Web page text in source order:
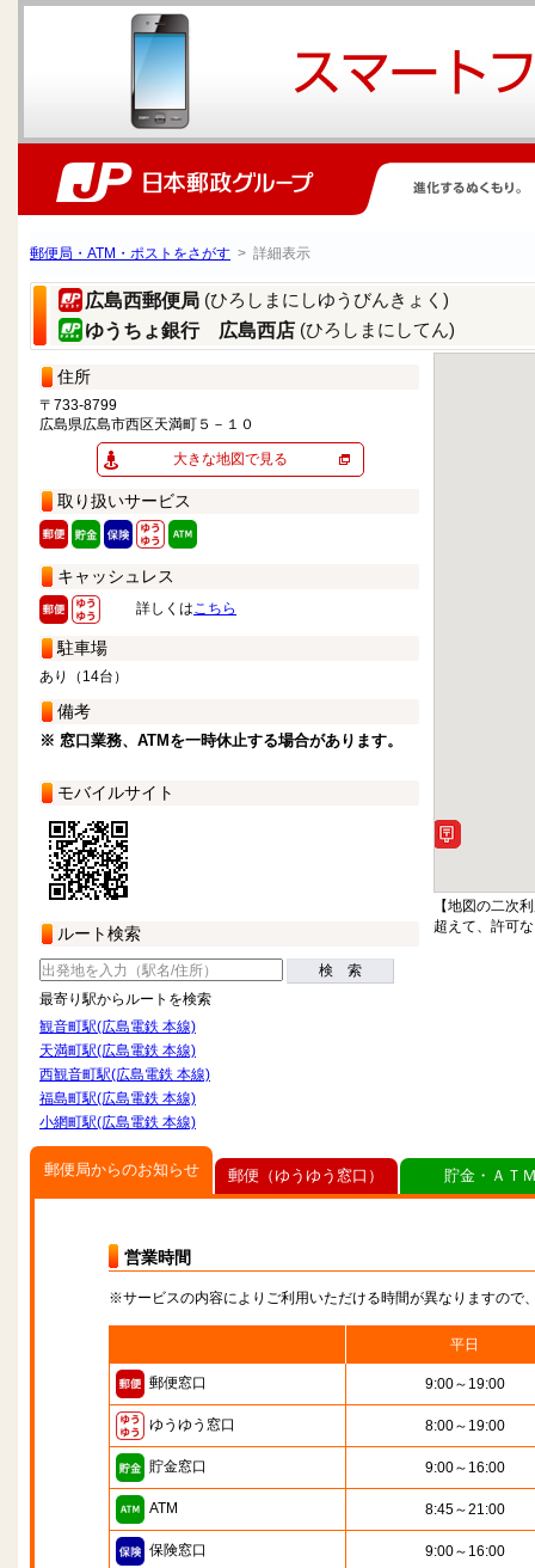
郵便局・ATM・ポストをさがす > 詳細表示
広島西郵便局 (ひろしまにしゆうびんきょく)
ゆうちょ銀行 広島西店 (ひろしまにしてん)
住所
〒733-8799
広島県広島市西区天満町５－１０
大きな地図で見る
取り扱いサービス
キャッシュレス
詳しくはこちら
駐車場
あり（14台）
備考
※ 窓口業務、ATMを一時休止する場合があります。
モバイルサイト
ルート検索
検 索
最寄り駅からルートを検索
観音町駅(広島電鉄 本線)
天満町駅(広島電鉄 本線)
西観音町駅(広島電鉄 本線)
福島町駅(広島電鉄 本線)
小網町駅(広島電鉄 本線)
【地図の二次
超えて、許可
郵便局からのお知らせ
営業時間
※サービスの内容によりご利用いただける時間が異なりますので
平日
郵便窓口 9:00～19:00
ゆうゆう窓口 8:00～19:00
貯金窓口 9:00～16:00
ATM 8:45～21:00
保険窓口 9:00～16:00
郵便（ゆうゆう窓口） 貯金・ＡＴ